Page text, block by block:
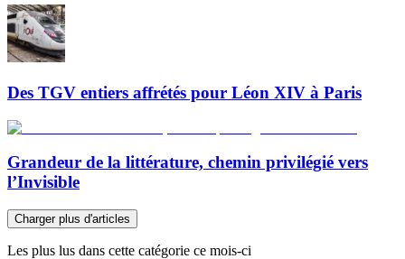
Des TGV entiers affrétés pour Léon XIV à Paris
Grandeur de la littérature, chemin privilégié vers
l’Invisible
Charger plus d'articles
Les plus lus dans cette catégorie ce mois-ci